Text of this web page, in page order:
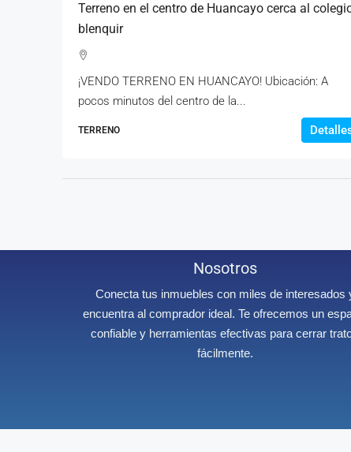
Terreno en el centro de Huancayo cerca al
blenquir
¡VENDO TERRENO EN HUANCAYO! Ubicación: A
pocos minutos del centro de la...
TERRENO
Nosotros
Conecta tus inmuebles con miles de interesados
encuentra al comprador ideal. Te ofrecemos un
confiable y herramientas efectivas para cerrar
fácilmente.